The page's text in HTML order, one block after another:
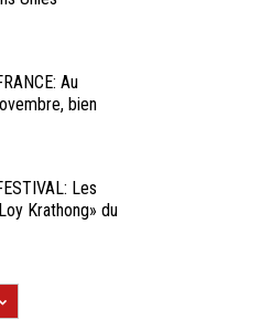
Au
bien
Les
Krathong» du